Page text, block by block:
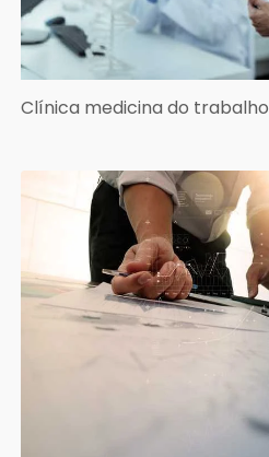
Clínica medicina do trabalho